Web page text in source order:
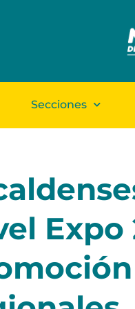
Secciones